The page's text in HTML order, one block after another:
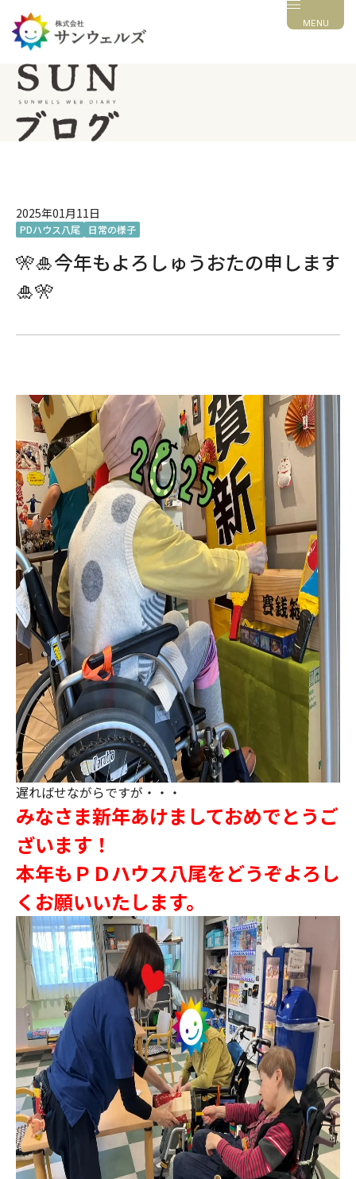
MENU
2025年01月11日
PDハウス八尾 日常の様子
🎌🎍今年もよろしゅうおたの申します
🎍🎌
遅ればせながらですが・・・
みなさま新年あけましておめでとうご
ざいます！
本年もＰＤハウス八尾をどうぞよろし
くお願いいたします。